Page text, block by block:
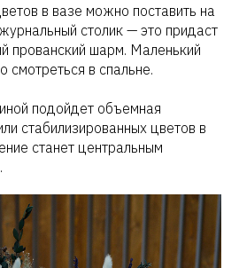
в вазе можно поставить на
столик — это придаст
прованский шарм. Маленький
смотреться в спальне.
подойдет объемная
стабилизированных цветов в
станет центральным